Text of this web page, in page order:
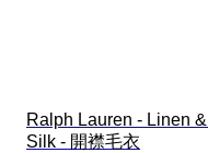
Ralph Lauren - Linen &
Silk - 開襟毛衣